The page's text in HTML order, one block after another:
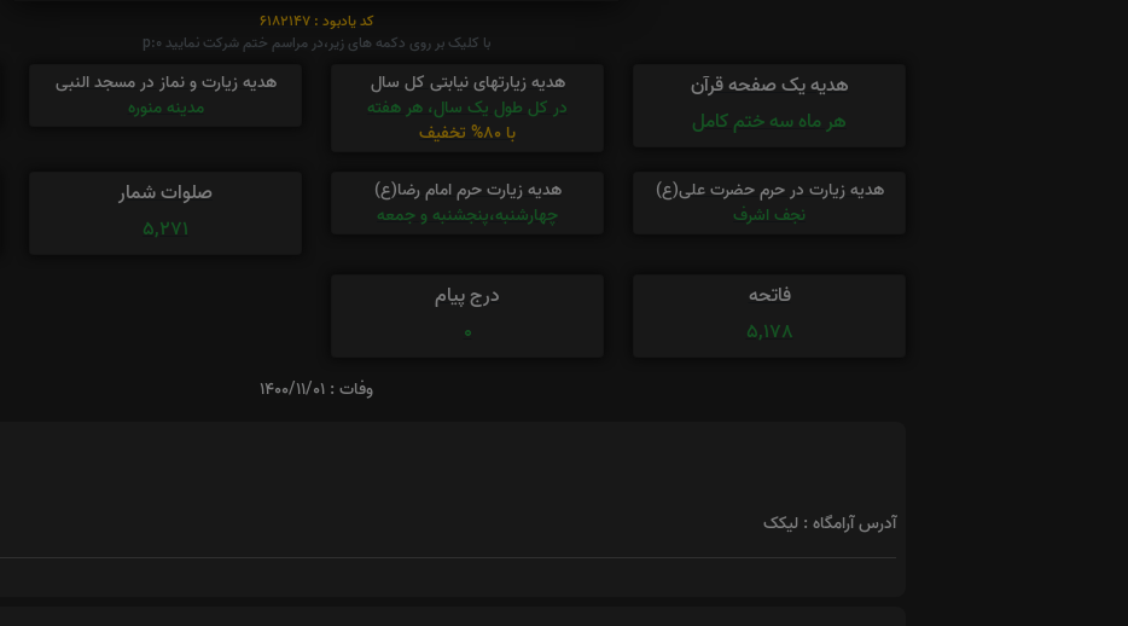
کد یادبود : 6182147
با کلیک بر روی دکمه های زیر،در مراسم ختم شرکت نمایید p:0
هدیه یک صفحه قرآن
هر ماه سه ختم کامل
هدیه زیارتهای نیابتی کل سال
در کل طول یک سال، هر هفته
با 80% تخفیف
هدیه زیارت و نماز در مسجد النبی
مدینه منوره
هدیه زیارت در حرم حضرت علی(ع)
نجف اشرف
هدیه زیارت حرم امام رضا(ع)
چهارشنبه،پنجشنبه و جمعه
صلوات شمار
5,271
فاتحه
5,178
درج پیام
0
وفات : 1400/11/01
آدرس آرامگاه : لیکک